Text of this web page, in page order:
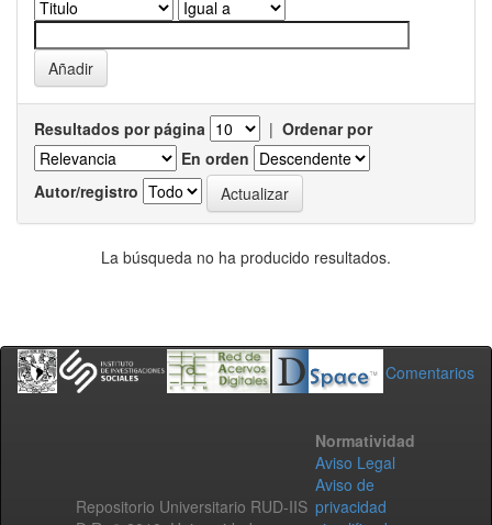
Resultados por página | Ordenar por
En orden
Autor/registro
La búsqueda no ha producido resultados.
Comentarios
Repositorio Universitario RUD-IIS
Normatividad
Aviso Legal
Aviso de
privacidad